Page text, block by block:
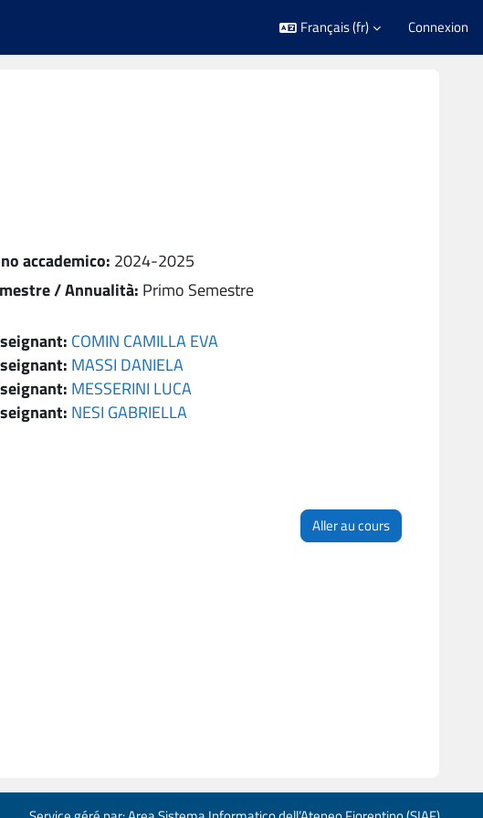
Français ‎(fr)‎ Connexion
accademico: 2024-2025
/ Annualità: Primo Semestre
COMIN CAMILLA EVA
MASSI DANIELA
MESSERINI LUCA
NESI GABRIELLA
Aller au cours